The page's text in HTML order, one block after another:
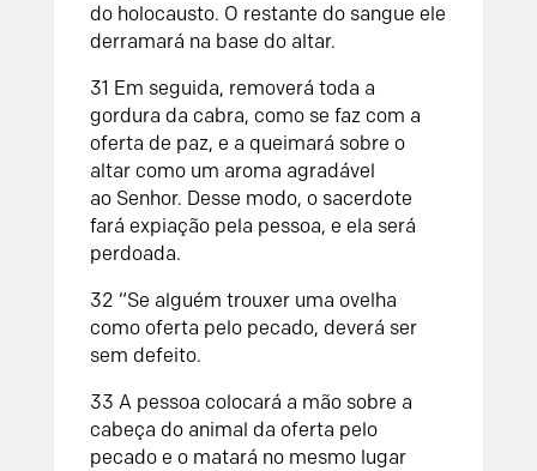
do holocausto. O restante do sangue ele
derramará na base do altar.
31 Em seguida, removerá toda a
gordura da cabra, como se faz com a
oferta de paz, e a queimará sobre o
altar como um aroma agradável
ao Senhor. Desse modo, o sacerdote
fará expiação pela pessoa, e ela será
perdoada.
32 “Se alguém trouxer uma ovelha
como oferta pelo pecado, deverá ser
sem defeito.
33 A pessoa colocará a mão sobre a
cabeça do animal da oferta pelo
pecado e o matará no mesmo lugar